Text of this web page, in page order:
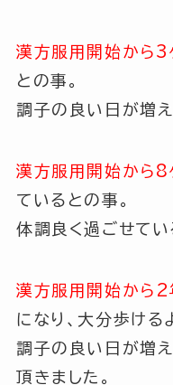
漢方服用開始から3
との事。
調子の良い日が増え
漢方服用開始から8
ているとの事。
体調良く過ごせてい
漢方服用開始から2
になり、大分歩ける
調子の良い日が増
頂きました。